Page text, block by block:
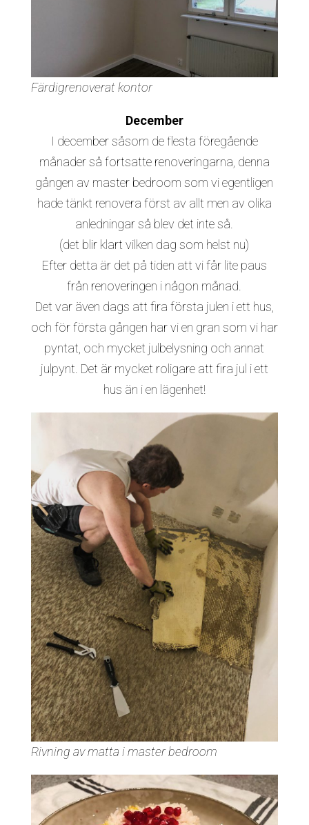
Färdigrenoverat kontor
December
I december såsom de flesta föregående
månader så fortsatte renoveringarna, denna
gången av master bedroom som vi egentligen
hade tänkt renovera först av allt men av olika
anledningar så blev det inte så.
(det blir klart vilken dag som helst nu)
Efter detta är det på tiden att vi får lite paus
från renoveringen i någon månad.
Det var även dags att fira första julen i ett hus,
och för första gången har vi en gran som vi har
pyntat, och mycket julbelysning och annat
julpynt. Det är mycket roligare att fira jul i ett
hus än i en lägenhet!
Rivning av matta i master bedroom